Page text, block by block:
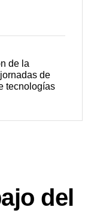
de la
de
tecnologías
del